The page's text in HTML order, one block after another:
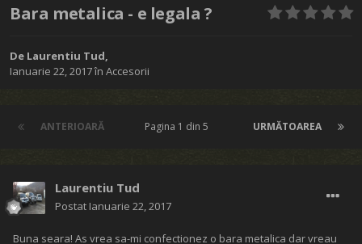
Bara metalica - e legala ?
De Laurentiu Tud,
Ianuarie 22, 2017în Accesorii
ANTERIOARĂ URMĂTOAREA
Pagina 1 din 5
Laurentiu Tud
Postat Ianuarie 22, 2017
Buna seara! As vrea sa-mi confectionez o bara metalica dar vreau